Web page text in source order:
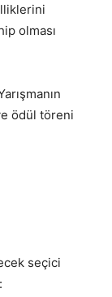
olması
ödül töreni
seçici